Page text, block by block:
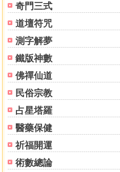
奇門三式
道壇符咒
測字解夢
鐵版神數
佛禪仙道
民俗宗教
占星塔羅
醫藥保健
祈福開運
術數總論
第八章 風水考運菜單
˙居家環境不好的考生菜單
˙活潑好動，不穩定型的考生
˙記性不好的考生菜單
˙溝通不良的考生菜單
第九章 陽宅八煞水改運大法
˙八煞水的緣起
˙二十四山解析
˙本命卦的八個方位
˙坐子向午或門位在午的八煞水
˙坐午向子或門位在子的八煞
˙坐酉向卯或門位在卯的八煞